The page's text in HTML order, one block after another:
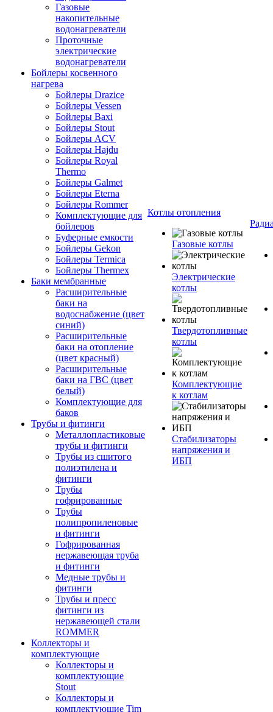
Газовые
накопительные
водонагреватели
Проточные
электрические
водонагреватели
Бойлеры косвенного
нагрева
Бойлеры Drazice
Бойлеры Vessen
Бойлеры Baxi
Бойлеры Stout
Бойлеры ACV
Бойлеры Hajdu
Бойлеры Royal
Thermo
Бойлеры Galmet
Бойлеры Eterna
Бойлеры Rommer
Комплектующие для
бойлеров
Буферные емкости
Бойлеры Gekon
Бойлеры Termica
Бойлеры Thermex
Баки мембранные
Расширительные
баки на
водоснабжение (цвет
синий)
Расширительные
баки на отопление
(цвет красный)
Расширительные
баки на ГВС (цвет
белый)
Комплектующие для
баков
Трубы и фитинги
Металлопластиковые
трубы и фитинги
Трубы из сшитого
полиэтилена и
фитинги
Трубы
гофрированные
Трубы
полипропиленовые
и фитинги
Гофрированная
нержавеющая труба
и фитинги
Медные трубы и
фитинги
Трубы и пресс
фитинги из
нержавеющей стали
ROMMER
Коллекторы и
комплектующие
Коллекторы и
комплектующие
Stout
Коллекторы и
комплектующие Tim
Котлы отопления
Газовые котлы
Электрические
котлы
Твердотопливные
котлы
Комплектующие
к котлам
Стабилизаторы
напряжения и
ИБП